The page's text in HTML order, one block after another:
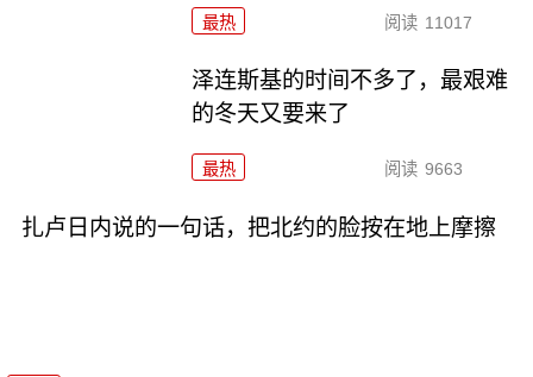
最热 阅读 11017
泽连斯基的时间不多了，最艰难
的冬天又要来了
最热 阅读 9663
扎卢日内说的一句话，把北约的脸按在地上摩擦